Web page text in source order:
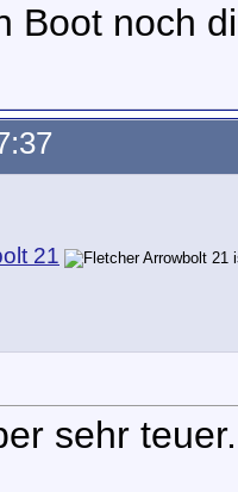
Boot noch
21
sehr teuer.